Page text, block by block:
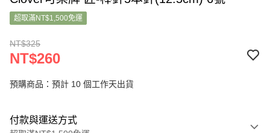
超取滿NT$1,500免運
NT$325
NT$260
預購商品：預計 10 個工作天出貨
付款與運送方式